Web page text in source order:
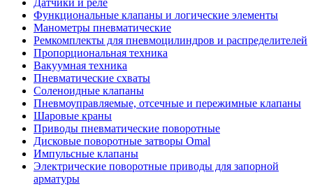
Датчики и реле
Функциональные клапаны и логические элементы
Манометры пневматические
Ремкомплекты для пневмоцилиндров и распределителей
Пропорциональная техника
Вакуумная техника
Пневматические схваты
Соленоидные клапаны
Пневмоуправляемые, отсечные и пережимные клапаны
Шаровые краны
Приводы пневматические поворотные
Дисковые поворотные затворы Omal
Импульсные клапаны
Электрические поворотные приводы для запорной
арматуры